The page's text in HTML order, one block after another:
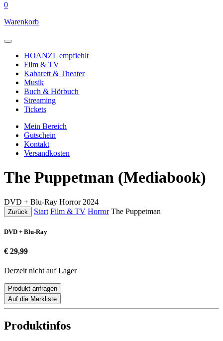
0
Warenkorb
HOANZL empfiehlt
Film & TV
Kabarett & Theater
Musik
Buch & Hörbuch
Streaming
Tickets
Mein Bereich
Gutschein
Kontakt
Versandkosten
The Puppetman (Mediabook)
DVD + Blu-Ray Horror 2024
Zurück Start Film & TV Horror The Puppetman
DVD + Blu-Ray
€ 29,99
Derzeit nicht auf Lager
Produkt anfragen
Auf die Merkliste
Produktinfos